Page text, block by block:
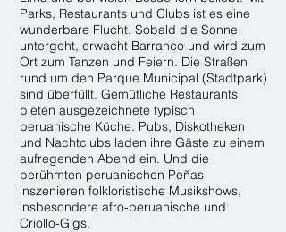
Parks, Restaurants und Clubs ist es eine
wunderbare Flucht. Sobald die Sonne
untergeht, erwacht Barranco und wird zum
Ort zum Tanzen und Feiern. Die Straßen
rund um den Parque Municipal (Stadtpark)
sind überfüllt. Gemütliche Restaurants
bieten ausgezeichnete typisch
peruanische Küche. Pubs, Diskotheken
und Nachtclubs laden ihre Gäste zu einem
aufregenden Abend ein. Und die
berühmten peruanischen Peñas
inszenieren folkloristische Musikshows,
insbesondere afro-peruanische und
Criollo-Gigs.